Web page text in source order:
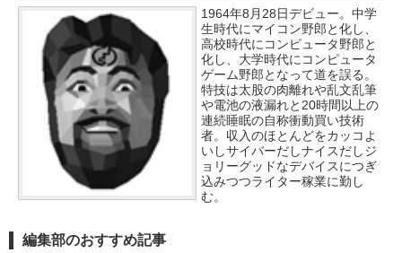
1964年8月28日デビュー。中学
生時代にマイコン野郎と化し、
高校時代にコンピュータ野郎と
化し、大学時代にコンピュータ
ゲーム野郎となって道を誤る。
特技は太股の肉離れや乱文乱筆
や電池の液漏れと20時間以上の
連続睡眠の自称衝動買い技術
者。収入のほとんどをカッコよ
いしサイバーだしナイスだしジ
ョリーグッドなデバイスにつぎ
込みつつライター稼業に勤し
む。
編集部のおすすめ記事